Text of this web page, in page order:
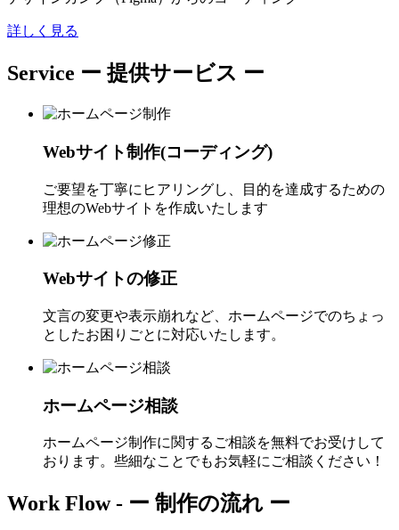
詳しく見る
Service ー 提供サービス ー
Webサイト制作(コーディング)
ご要望を丁寧にヒアリングし、目的を達成するための
理想のWebサイトを作成いたします
Webサイトの修正
文言の変更や表示崩れなど、ホームページでのちょっ
としたお困りごとに対応いたします。
ホームページ相談
ホームページ制作に関するご相談を無料でお受けして
おります。些細なことでもお気軽にご相談ください！
Work Flow - ー 制作の流れ ー